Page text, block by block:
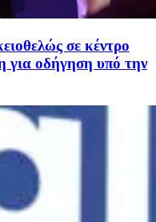
σε κέντρο
για οδήγηση υπό την